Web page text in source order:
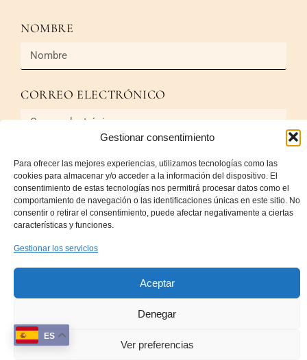
Gestionar consentimiento
Para ofrecer las mejores experiencias, utilizamos tecnologías como las
cookies para almacenar y/o acceder a la información del dispositivo. El
consentimiento de estas tecnologías nos permitirá procesar datos como el
comportamiento de navegación o las identificaciones únicas en este sitio. No
consentir o retirar el consentimiento, puede afectar negativamente a ciertas
características y funciones.
Gestionar los servicios
Aceptar
Denegar
Ver preferencias
NOMBRE
CORREO ELECTRÓNICO
MENSAJE
Enviar
Terminos y Condiciones, Política devoluciones
ES